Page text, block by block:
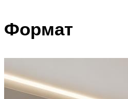
Формат